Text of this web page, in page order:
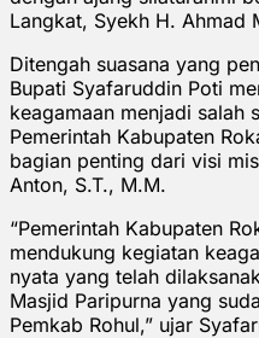
Langkat, Syekh H. Ahmad
Ditengah suasana yang
Bupati Syafaruddin Poti
keagamaan menjadi salah
Pemerintah Kabupaten
bagian penting dari visi
Anton, S.T., M.M.
“Pemerintah Kabupaten
mendukung kegiatan
nyata yang telah
Masjid Paripurna yang
Pemkab Rohul,” ujar